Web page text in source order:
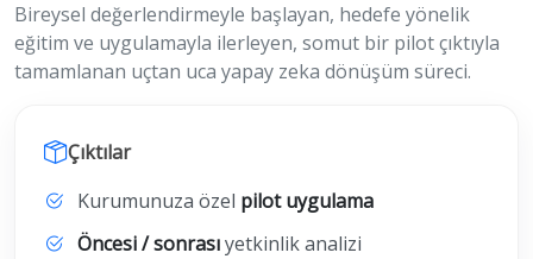
Bireysel değerlendirmeyle başlayan, hedefe yönelik
eğitim ve uygulamayla ilerleyen, somut bir pilot çıktıyla
tamamlanan uçtan uca yapay zeka dönüşüm süreci.
Çıktılar
Kurumunuza özel pilot uygulama
Öncesi / sonrasıyetkinlik analizi